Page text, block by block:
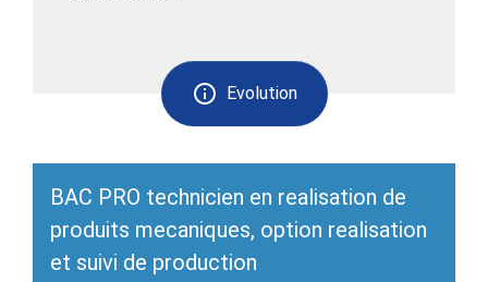
Evolution
BAC PRO technicien en realisation de
produits mecaniques, option realisation
et suivi de production